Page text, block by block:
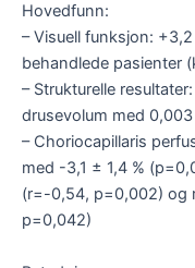
Hovedfunn:
– Visuell funksjon:
behandlede pasienter
– Strukturelle
drusevolum med
– Choriocapillaris
med -3,1 ± 1,4 %
(r=-0,54, p=0,002) og
p=0,042)